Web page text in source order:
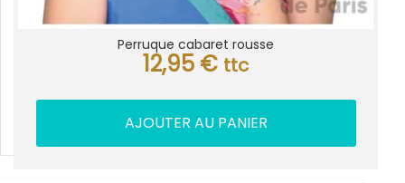
Perruque cabaret rousse
12,95 € ttc
AJOUTER AU PANIER